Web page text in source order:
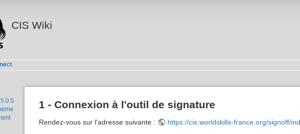
CIS Wiki
1 - Connexion à l'outil de signature
Rendez-vous sur l'adresse suivante : https://cis.worldskills-france.org/signoff/